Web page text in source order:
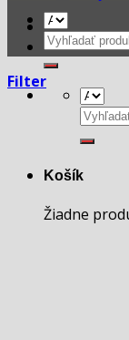
Hľadať:
Hľadať:
Košík
Žiadne
Filter